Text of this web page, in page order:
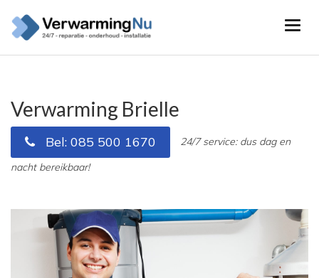
Verwarming Brielle
Bel: 085 500 1670
24/7 service: dus dag en
nacht bereikbaar!